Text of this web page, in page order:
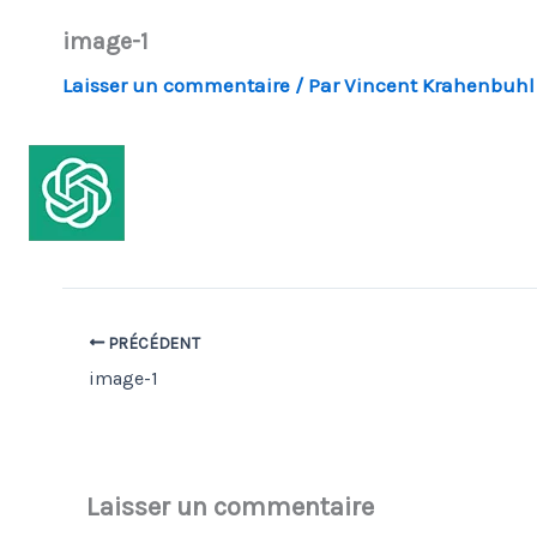
image-1
Laisser un commentaire / ParVincent Krahenbuhl
PRÉCÉDENT
image-1
Laisser un commentaire